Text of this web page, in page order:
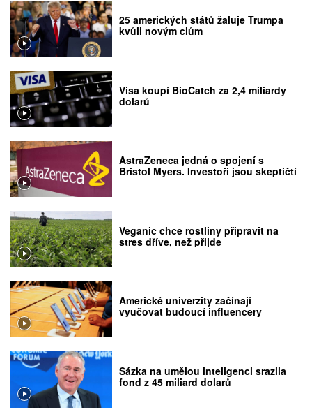
25 amerických států žaluje Trumpa
kvůli novým clům
Visa koupí BioCatch za 2,4 miliardy
dolarů
AstraZeneca jedná o spojení s
Bristol Myers. Investoři jsou skeptičtí
Veganic chce rostliny připravit na
stres dříve, než přijde
Americké univerzity začínají
vyučovat budoucí influencery
Sázka na umělou inteligenci srazila
fond z 45 miliard dolarů